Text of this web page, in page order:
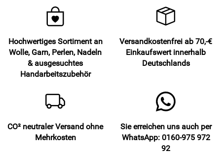
Hochwertiges Sortiment an
Wolle, Garn, Perlen, Nadeln
& ausgesuchtes
Handarbeitszubehör
Versandkostenfrei ab 70,-€
Einkaufswert innerhalb
Deutschlands
CO² neutraler Versand ohne
Mehrkosten
Sie erreichen uns auch per
WhatsApp: 0160-975 972
92